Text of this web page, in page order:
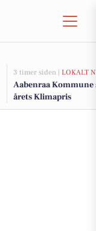
3 timer siden | LOKALT
Aabenraa
årets Klimapris